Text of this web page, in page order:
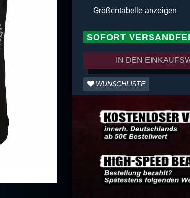
Größentabelle anzeigen
SOFORT
IN DEN
WUNSCHLISTE